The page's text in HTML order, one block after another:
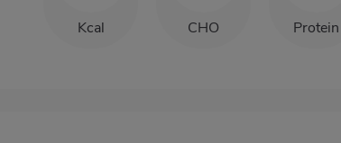
Kcal CHO Protein